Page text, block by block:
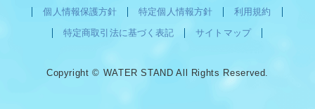
個人情報保護方針 特定個人情報方針
利用規約
特定商取引法に基づく表記
サイトマップ
Copyright © WATER STAND All Rights Reserved.